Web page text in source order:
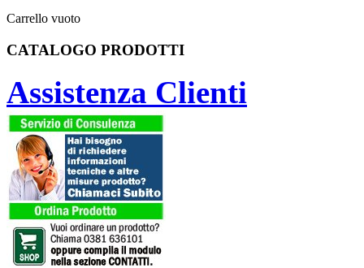
Carrello vuoto
CATALOGO PRODOTTI
Assistenza Clienti